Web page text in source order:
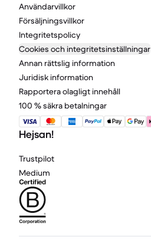
Användarvillkor
Försäljningsvillkor
Integritetspolicy
Cookies och integritetsinställningar
Annan rättslig information
Juridisk information
Rapportera olagligt innehåll
100 % säkra betalningar
Hejsan!
Trustpilot
Medium